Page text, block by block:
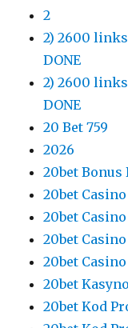
2
2) 2600 links
DONE
2) 2600
DONE
20 Bet 759
2026
20bet Bonus
20bet
20bet Casino
20bet Casino
20bet
20bet
20bet Kod